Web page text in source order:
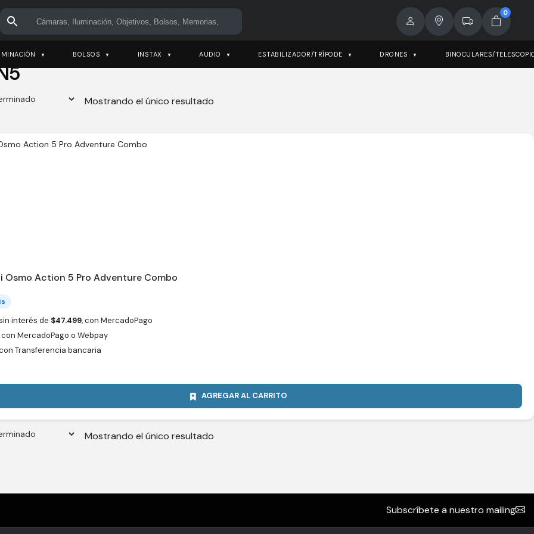
0
BOLSOS INSTAX AUDIO ESTABILIZADOR/TRÍPODE DRONES BINOCULARES/
Mostrando el único resultado
Osmo Action 5 Pro Adventure Combo
interés de $47.499, con MercadoPago
MercadoPago o Webpay
Transferencia bancaria
AGREGAR AL CARRITO
Mostrando el único resultado
Subscríbete a nuestro mailing